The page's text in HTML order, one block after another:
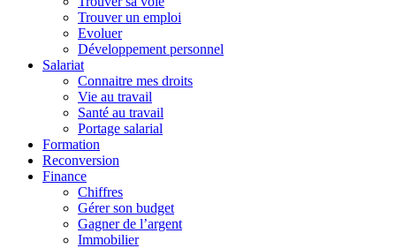
Trouver un emploi
Evoluer
Développement personnel
Salariat
Connaitre mes droits
Vie au travail
Santé au travail
Portage salarial
Formation
Reconversion
Finance
Chiffres
Gérer son budget
Gagner de l’argent
Immobilier